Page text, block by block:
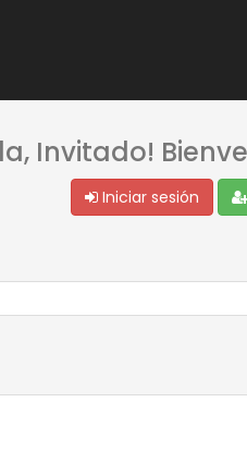
Invitado!
Iniciar sesión